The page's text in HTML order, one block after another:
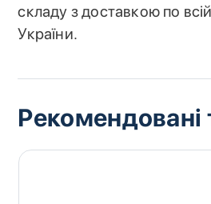
складу з доставкою по
України.
Рекомендовані